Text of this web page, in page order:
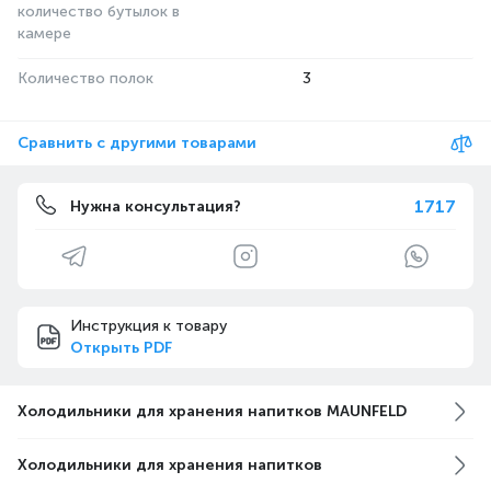
количество бутылок в
камере
Количество полок 3
Сравнить с другими товарами
Нужна консультация? 1717
Инструкция к товару
Открыть PDF
Холодильники для хранения напитков MAUNFELD
Холодильники для хранения напитков